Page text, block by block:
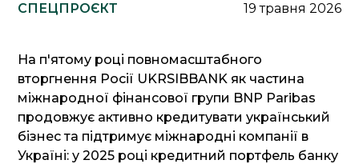
СПЕЦПРОЄКТ 19 травня 2026
На п'ятому році повномасштабного
вторгнення Росії UKRSIBBANK як частина
міжнародної фінансової групи BNP Paribas
продовжує активно кредитувати український
бізнес та підтримує міжнародні компанії в
Україні: у 2025 році кредитний портфель банку